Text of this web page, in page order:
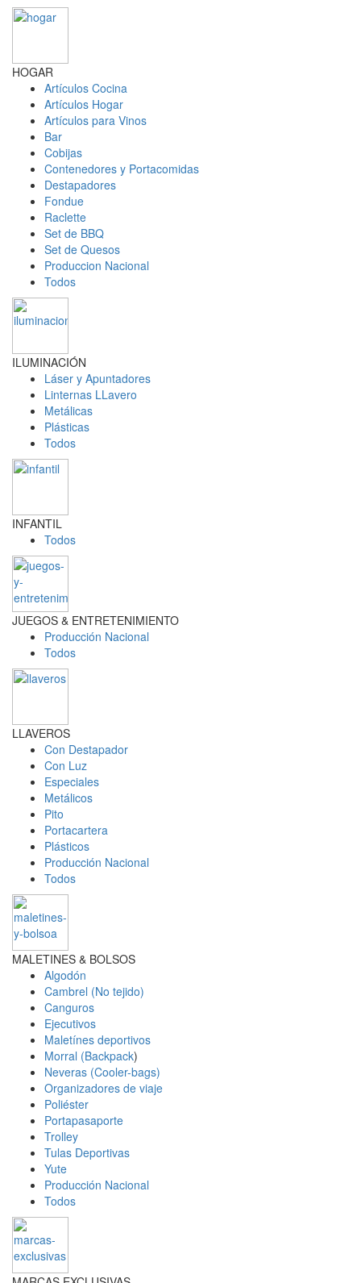
HOGAR
Artículos Cocina
Artículos Hogar
Artículos para Vinos
Bar
Cobijas
Contenedores y Portacomidas
Destapadores
Fondue
Raclette
Set de BBQ
Set de Quesos
Produccion Nacional
Todos
ILUMINACIÓN
Láser y Apuntadores
Linternas LLavero
Metálicas
Plásticas
Todos
INFANTIL
Todos
JUEGOS & ENTRETENIMIENTO
Producción Nacional
Todos
LLAVEROS
Con Destapador
Con Luz
Especiales
Metálicos
Pito
Portacartera
Plásticos
Producción Nacional
Todos
MALETINES & BOLSOS
Algodón
Cambrel (No tejido)
Canguros
Ejecutivos
Maletínes deportivos
Morral (Backpack)
Neveras (Cooler-bags)
Organizadores de viaje
Poliéster
Portapasaporte
Trolley
Tulas Deportivas
Yute
Producción Nacional
Todos